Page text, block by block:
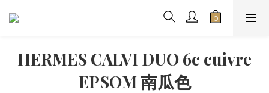
HERMES CALVI DUO 6c cuivre
EPSOM 南瓜色